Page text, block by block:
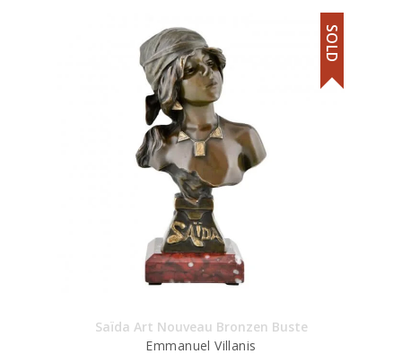
Saïda Art Nouveau Bronzen Buste
Emmanuel Villanis
SOLD